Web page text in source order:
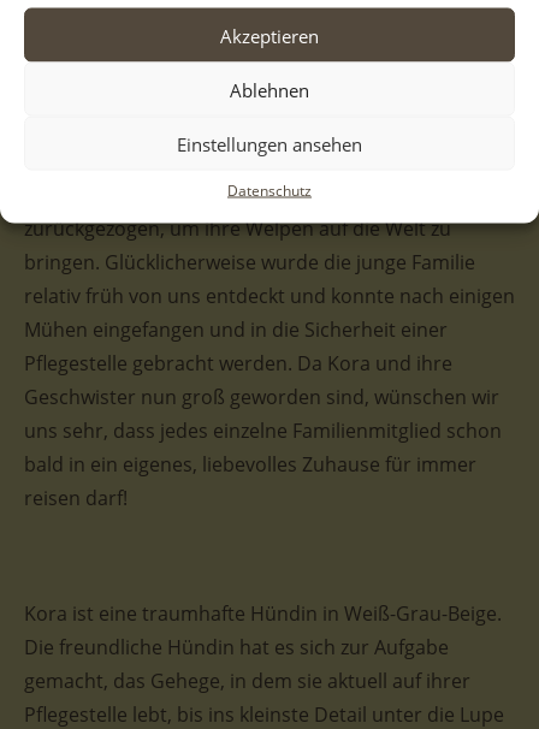
Akzeptieren
Ablehnen
Einstellungen ansehen
Datenschutz
einer privaten Pflegestelle
ihrer Mutter auf einem Friedhof in Serres gefunden.
Die Mutter hatte sich wahrscheinlich hierhin
zurückgezogen, um ihre Welpen auf die Welt zu
bringen. Glücklicherweise wurde die junge Familie
relativ früh von uns entdeckt und konnte nach einigen
Mühen eingefangen und in die Sicherheit einer
Pflegestelle gebracht werden. Da Kora und ihre
Geschwister nun groß geworden sind, wünschen wir
uns sehr, dass jedes einzelne Familienmitglied schon
bald in ein eigenes, liebevolles Zuhause für immer
reisen darf!
Kora ist eine traumhafte Hündin in Weiß-Grau-Beige.
Die freundliche Hündin hat es sich zur Aufgabe
gemacht, das Gehege, in dem sie aktuell auf ihrer
Pflegestelle lebt, bis ins kleinste Detail unter die Lupe